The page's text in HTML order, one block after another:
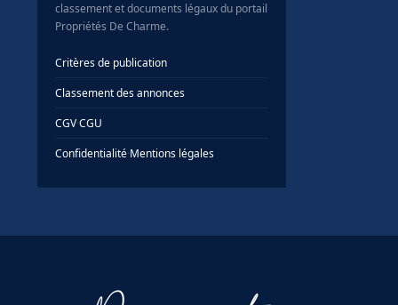
classement et documents légaux du portail
Propriétés De Charme.
Critères de publication
Classement des annonces
CGV·CGU
Confidentialité·Mentions légales